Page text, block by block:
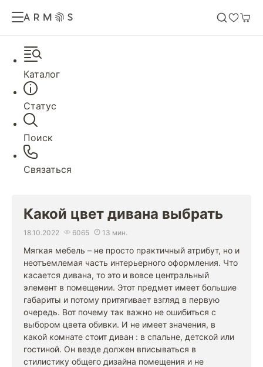
Каталог
Статус
Поиск
Связаться
Какой цвет дивана выбрать
18.10.2022 6065 13 мин.
Мягкая мебель – не просто практичный атрибут, но и
неотъемлемая часть интерьерного оформления. Что
касается дивана, то это и вовсе центральный
элемент в помещении. Этот предмет имеет большие
габариты и потому притягивает взгляд в первую
очередь. Вот почему так важно не ошибиться с
выбором цвета обивки. И не имеет значения, в
какой комнате стоит диван : в спальне, детской или
гостиной. Он везде должен вписываться в
стилистику общего дизайна помещения и не